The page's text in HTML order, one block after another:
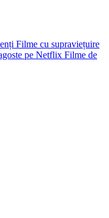
Filme cu supraviețuire
pe Netflix Filme de